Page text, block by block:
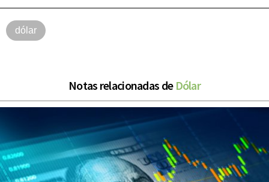
dólar
Notas relacionadas de Dólar